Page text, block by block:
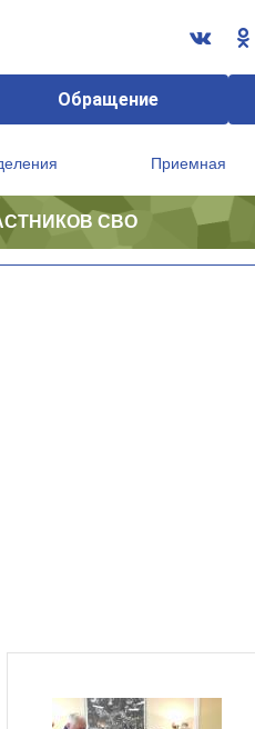
Обращение
Приемная
СВО